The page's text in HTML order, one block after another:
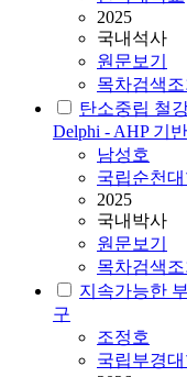
2025
국내석사
원문보기
목차검색조
탄소중립 철
Delphi - AHP 기
남성호
국립순천
2025
국내박사
원문보기
목차검색조
지속가능한
구
조정호
국립부경